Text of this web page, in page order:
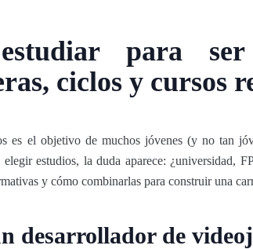
para ser
ciclos y cursos
es el objetivo de muchos jóvenes (y no tan
estudios, la duda aparece: ¿universidad,
y cómo combinarlas para construir una
desarrollador de